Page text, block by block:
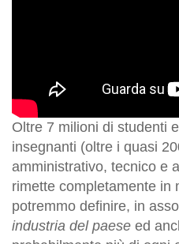
Oltre 7 milioni di studenti
insegnanti (oltre i quasi
amministrativo, tecnico e
rimette completamente in
potremmo definire, in
industria del paese ed